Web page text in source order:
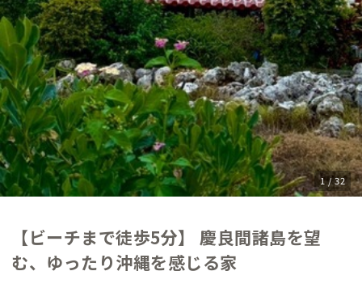
1 / 32
【ビーチまで徒歩5分】 慶良間諸島を望
む、ゆったり沖縄を感じる家